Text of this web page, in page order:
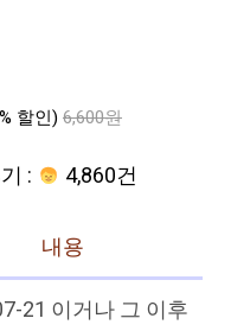
할인) 6,600원
: 4,860건
내용
21 이거나 그 이후